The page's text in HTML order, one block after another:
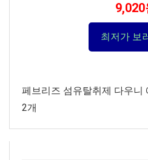
9,020
최저가 보
페브리즈 섬유탈취제 다우니
2개